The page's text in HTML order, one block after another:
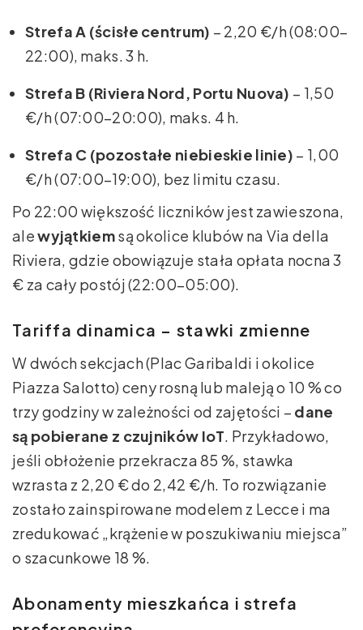
Strefa A (ścisłe centrum) – 2,20 €/h (08:00–
22:00), maks. 3 h.
Strefa B (Riviera Nord, Portu Nuova) – 1,50
€/h (07:00–20:00), maks. 4 h.
Strefa C (pozostałe niebieskie linie) – 1,00
€/h (07:00–19:00), bez limitu czasu.
Po 22:00 większość liczników jest zawieszona,
alewyjątkiemsą okolice klubów na Via della
Riviera, gdzie obowiązuje stała opłata nocna 3
€ za cały postój (22:00–05:00).
Tariffa dinamica – stawki zmienne
W dwóch sekcjach (Plac Garibaldi i okolice
Piazza Salotto) ceny rosną lub maleją o 10 % co
trzy godziny w zależności od zajętości – dane
są pobierane z czujników IoT. Przykładowo,
jeśli obłożenie przekracza 85 %, stawka
wzrasta z 2,20 € do 2,42 €/h. To rozwiązanie
zostało zainspirowane modelem z Lecce i ma
zredukować „krążenie w poszukiwaniu miejsca”
o szacunkowe 18 %.
Abonamenty mieszkańca i strefa